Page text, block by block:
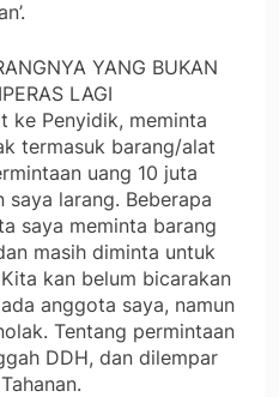
YANG BUKAN
LAGI
ke Penyidik, meminta
termasuk barang/alat
uang 10 juta
saya larang. Beberapa
saya meminta barang
masih diminta untuk
kan belum bicarakan
anggota saya, namun
Tentang permintaan
DDH, dan dilempar